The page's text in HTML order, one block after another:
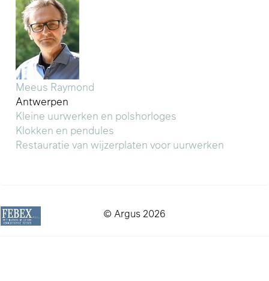
Meeus Raymond
Antwerpen
Kleine uurwerken en polshorloges
Klokken en pendules
Restauratie van wijzerplaten voor uurwerken
© Argus 2026